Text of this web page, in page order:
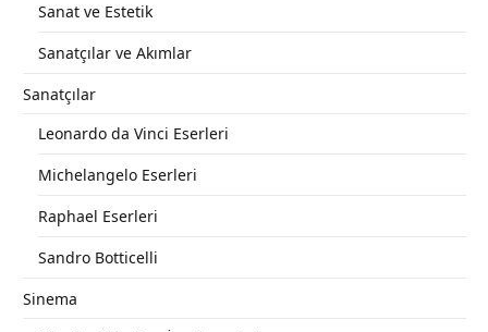
Sanat ve Estetik
Sanatçılar ve Akımlar
Sanatçılar
Leonardo da Vinci Eserleri
Michelangelo Eserleri
Raphael Eserleri
Sandro Botticelli
Sinema